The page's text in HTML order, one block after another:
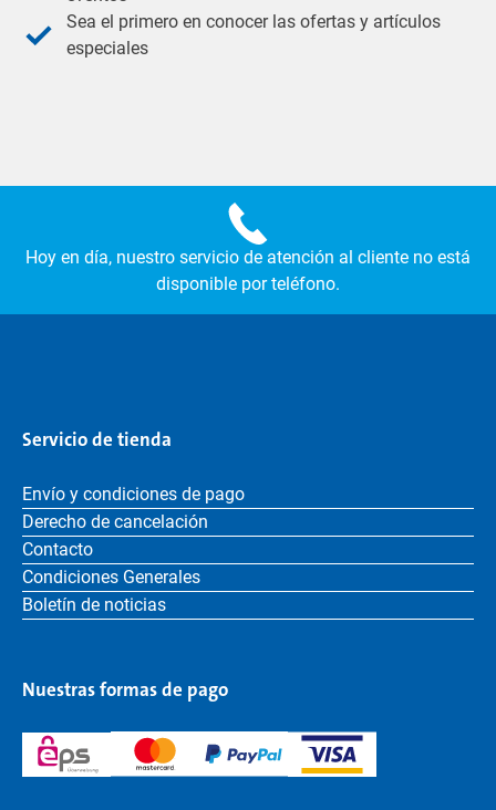
Sea el primero en conocer las ofertas y artículos
especiales
Hoy en día, nuestro servicio de atención al cliente no está
disponible por teléfono.
Servicio de tienda
Envío y condiciones de pago
Derecho de cancelación
Contacto
Condiciones Generales
Boletín de noticias
Nuestras formas de pago